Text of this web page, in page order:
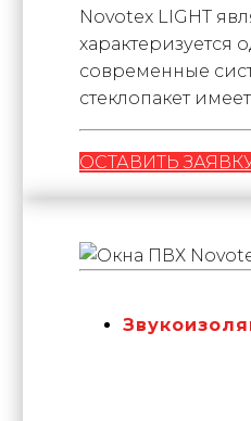
Novotex LIGHT
современные
стеклопакет
ОСТАВИТЬ